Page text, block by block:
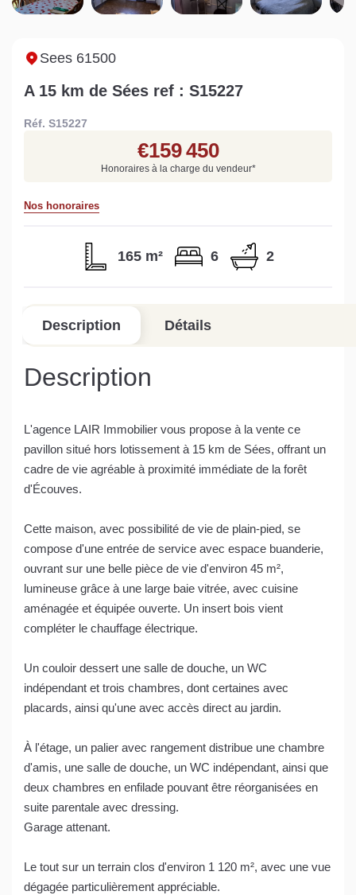
Sarthe pour booster sa
quelles sont les
Rapide et gratuit, recevez votre estimation
Estimer mon bien maintenant
Sees 61500
A 15 km de Sées ref : S15227
Réf. S15227
€159 450
Honoraires à la charge du vendeur*
Nos honoraires
165 m² 6 2
Description Détails
Description
L'agence LAIR Immobilier vous propose à la vente ce
pavillon situé hors lotissement à 15 km de Sées, offrant un
cadre de vie agréable à proximité immédiate de la forêt
d'Écouves.
Cette maison, avec possibilité de vie de plain-pied, se
compose d'une entrée de service avec espace buanderie,
ouvrant sur une belle pièce de vie d'environ 45 m²,
lumineuse grâce à une large baie vitrée, avec cuisine
aménagée et équipée ouverte. Un insert bois vient
compléter le chauffage électrique.
Un couloir dessert une salle de douche, un WC
indépendant et trois chambres, dont certaines avec
placards, ainsi qu'une avec accès direct au jardin.
À l'étage, un palier avec rangement distribue une chambre
d'amis, une salle de douche, un WC indépendant, ainsi que
deux chambres en enfilade pouvant être réorganisées en
suite parentale avec dressing.
Garage attenant.
Le tout sur un terrain clos d'environ 1 120 m², avec une vue
dégagée particulièrement appréciable.